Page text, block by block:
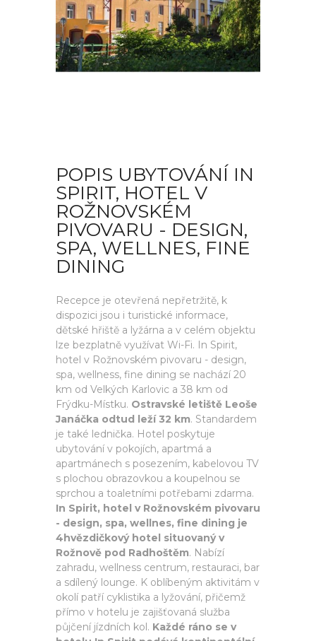
POPIS UBYTOVÁNÍ IN
SPIRIT, HOTEL V
ROŽNOVSKÉM
PIVOVARU - DESIGN,
SPA, WELLNES, FINE
DINING
Recepce je otevřená nepřetržitě, k
dispozici jsou i turistické informace,
dětské hřiště a lyžárna a v celém objektu
lze bezplatně využívat Wi-Fi. In Spirit,
hotel v Rožnovském pivovaru - design,
spa, wellness, fine dining se nachází 20
km od Velkých Karlovic a 38 km od
Frýdku-Místku. Ostravské letiště Leoše
Janáčka odtud leží 32 km. Standardem
je také lednička. Hotel poskytuje
ubytování v pokojích, apartmá a
apartmánech s posezením, kabelovou TV
s plochou obrazovkou a koupelnou se
sprchou a toaletními potřebami zdarma.
In Spirit, hotel v Rožnovském pivovaru
- design, spa, wellnes, fine dining je
4hvězdičkový hotel situovaný v
Rožnově pod Radhoštěm. Nabízí
zahradu, wellness centrum, restauraci, bar
a sdílený lounge. K oblíbeným aktivitám v
okolí patří cyklistika a lyžování, přičemž
přímo v hotelu je zajišťovaná služba
půjčení jízdních kol. Každé ráno se v